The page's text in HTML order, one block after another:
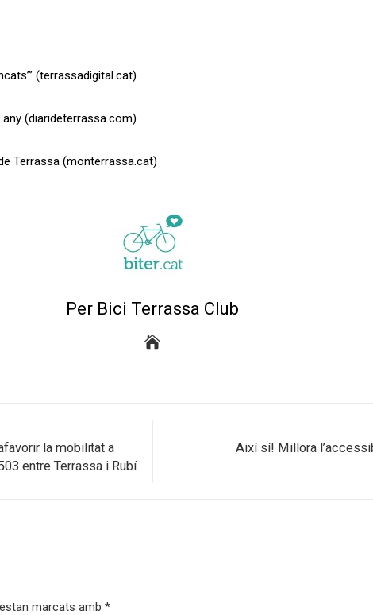
(terrassadigital.cat)
(diarideterrassa.com)
Terrassa (monterrassa.cat)
Per Bici Terrassa Club
la mobilitat a
entre Terrassa i Rubí
Així sí! Millora
marcats amb *